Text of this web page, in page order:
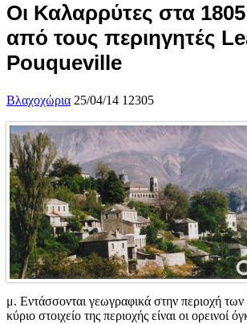
Οι Καλαρρύτες στα
από τους περιηγητές
Pouqueville
Βλαχοχώρια 25/04/14 12305
μ. Εντάσσονται γεωγραφικά στην περιοχή
κύριο στοιχείο της περιοχής είναι οι ορεινοί